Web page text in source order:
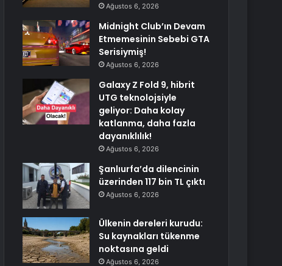
Ağustos 6, 2026
Midnight Club’ın Devam
Etmemesinin Sebebi GTA
Serisiymiş!
Ağustos 6, 2026
Galaxy Z Fold 9, hibrit
UTG teknolojsiyle
geliyor: Daha kolay
katlanma, daha fazla
dayanıklılık!
Ağustos 6, 2026
Şanlıurfa’da dilencinin
üzerinden 117 bin TL çıktı
Ağustos 6, 2026
Ülkenin dereleri kurudu:
Su kaynakları tükenme
noktasına geldi
Ağustos 6, 2026